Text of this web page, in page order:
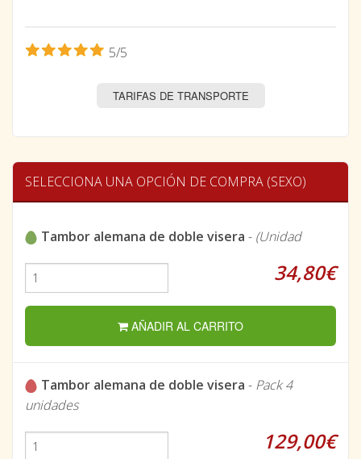
5/5
TARIFAS DE TRANSPORTE
SELECCIONA UNA OPCIÓN DE COMPRA (SEXO)
Tambor alemana de doble visera - (Unidad
34,80€
AÑADIR AL CARRITO
Tambor alemana de doble visera - Pack 4
unidades
129,00€